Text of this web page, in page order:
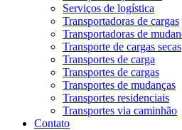
Serviços de logística
Transportadoras de cargas
Transportadoras de
Transporte de cargas secas
Transportes de carga
Transportes de cargas
Transportes de mudanças
Transportes residenciais
Transportes via caminhão
Contato